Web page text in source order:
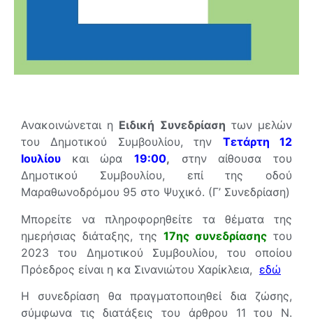
Ανακοινώνεται η Ειδική Συνεδρίαση των μελών
του Δημοτικού Συμβουλίου, την Τετάρτη 12
Ιουλίου και ώρα19:00, στην αίθουσα του
Δημοτικού Συμβουλίου, επί της οδού
Μαραθωνοδρόμου 95 στο Ψυχικό. (Γ’ Συνεδρίαση)
Μπορείτε να πληροφορηθείτε τα θέματα της
ημερήσιας διάταξης, της 17ης συνεδρίασηςτου
2023 του Δημοτικού Συμβουλίου, του οποίου
Πρόεδρος είναι η κα Σινανιώτου Χαρίκλεια, εδώ
Η συνεδρίαση θα πραγματοποιηθεί δια ζώσης,
σύμφωνα τις διατάξεις του άρθρου 11 του Ν.